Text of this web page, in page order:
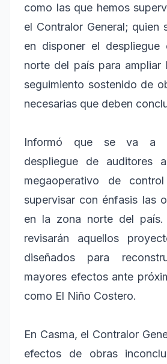
como las que hemos
el Contralor General; quien
en disponer el despliegue
norte del país para ampliar
seguimiento sostenido de
necesarias que deben
Informó que se va a
despliegue de auditores
megaoperativo de
supervisar con énfasis las
en la zona norte del país.
revisarán aquellos
diseñados para
mayores efectos ante
como El Niño Costero.
En Casma, el Contralor
efectos de obras